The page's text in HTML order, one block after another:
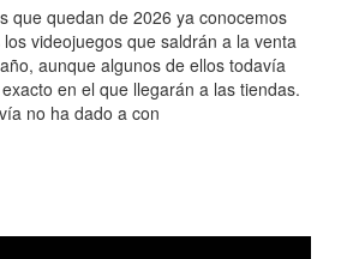
que quedan de 2026 ya conocemos
videojuegos que saldrán a la venta
aunque algunos de ellos todavía
en el que llegarán a las tiendas.
no ha dado a con